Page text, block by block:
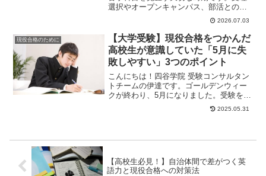
選択やオープンキャンパス、部活との両
立も含めて、夏休み前にやるべきことを
2026.07.03
現役合格のために
【大学受験】現役合格をつかんだ
高校生が意識していた「5月に失
敗しやすい」3つのポイント
こんにちは！四谷学院 受験コンサルタン
トチームの伊達です。ゴールデンウィー
クが終わり、5月になりました。受験を控
えた高校3年生も、そうでない1・2年生
2025.05.31
【高校生必見！】自治体間で差がつく英
語力と現役合格への対策法